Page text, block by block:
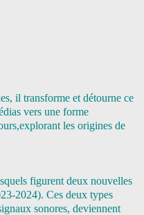
il transforme et détourne ce
vers une forme
explorant les origines de
figurent deux nouvelles
2024). Ces deux types
sonores, deviennent